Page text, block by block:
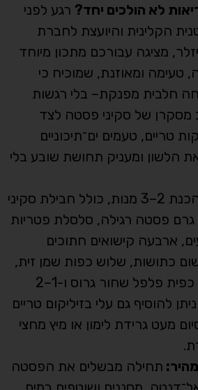
לא הולכים יחד? רגע לפני
הקלינית והיועצת לחברת
מציגה עבורכם מתכון מיוחד
ומאוזנת, שמוכיח כי
חלבית מפנקת– בלי רגשות
מסקרן של סקיני פסטה לצד
טריים, טעמים ים־תיכוניים
הלשון ומעניק תחושת שובע בלי
המתכון, שמתאים להכנת 2–3 מנות, כולל חבילת סקיני
פסטה מסוננת, 100 גרם פסטה רגילה, סלסלת פטריות
ארבעה קישואים חתוכים
כתושות, שלוש כפות שמן זית,
חצי כפית מלח, רבע כפית פלפל שחור גרוס ו-1–2
להוסיף גם עלי בזיליקום טריים
מעט גרידת לימון או מיץ מחצי
תחילה מבשלים את הפסטה